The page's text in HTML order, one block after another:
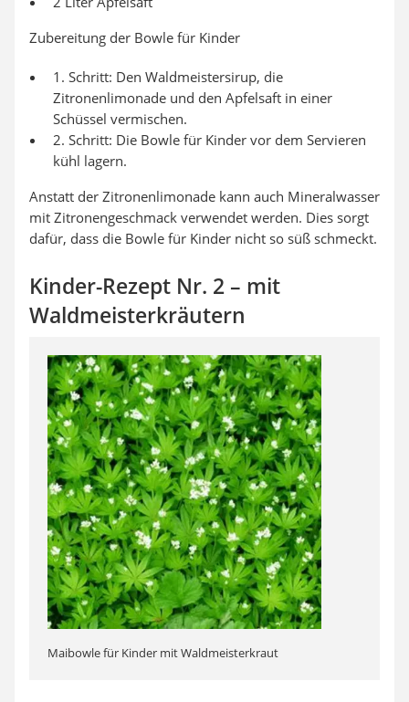
Zubereitung der Bowle für Kinder
1. Schritt: Den Waldmeistersirup, die
Zitronenlimonade und den Apfelsaft in einer
Schüssel vermischen.
2. Schritt: Die Bowle für Kinder vor dem Servieren
kühl lagern.
Anstatt der Zitronenlimonade kann auch Mineralwasser
mit Zitronengeschmack verwendet werden. Dies sorgt
dafür, dass die Bowle für Kinder nicht so süß schmeckt.
Kinder-Rezept Nr. 2 – mit
Waldmeisterkräutern
Maibowle für Kinder mit Waldmeisterkraut